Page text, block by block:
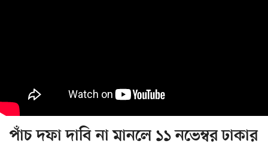
পাঁচ দফা দাবি না মানলে ১১ নভেম্বর ঢাকার